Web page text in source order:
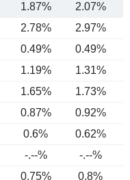
1.87% 2.07%
2.78% 2.97%
0.49% 0.49%
1.19% 1.31%
1.65% 1.73%
0.87%
0.92%
0.6% 0.62%
-.--% -.--%
0.75% 0.8%